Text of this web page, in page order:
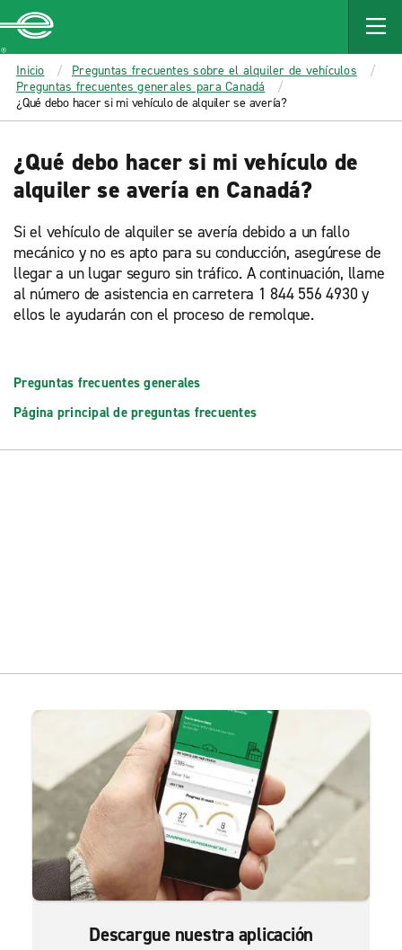
MAIN
CONTENT
Enterprise
Inicio
Preguntas frecuentes sobre el alquiler de vehículos
Preguntas frecuentes generales para Canadá
¿Qué debo hacer si mi vehículo de alquiler se avería?
¿Qué debo hacer si mi vehículo de
alquiler se avería en Canadá?
Si el vehículo de alquiler se avería debido a un fallo
mecánico y no es apto para su conducción, asegúrese de
llegar a un lugar seguro sin tráfico. A continuación, llame
al número de asistencia en carretera 1 844 556 4930 y
ellos le ayudarán con el proceso de remolque.
Preguntas frecuentes generales
Página principal de preguntas frecuentes
Descargue nuestra aplicación